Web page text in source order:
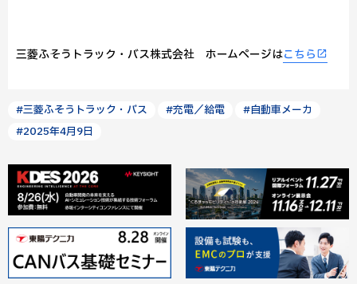
三菱ふそうトラック・バス株式会社 ホームページはこちら
#三菱ふそうトラック・バス #充電／給電
#自動車メーカ
#2025年4月9日